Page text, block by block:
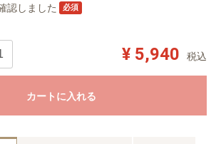
認しました 必須
¥ 5,940 税込
カートに入れる